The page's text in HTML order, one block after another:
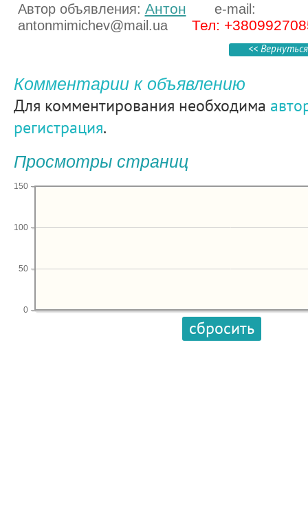
Автор объявления: Антон
e-mail:
antonmimichev@mail.ua
Тел:
<<
Комментарии к объявлению
Для комментирования необходима
регистрация.
Просмотры страниц
0
50
100
150
сбросить